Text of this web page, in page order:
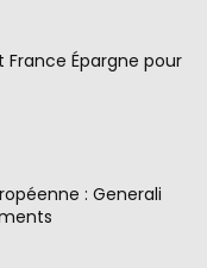
France Épargne pour
: Generali